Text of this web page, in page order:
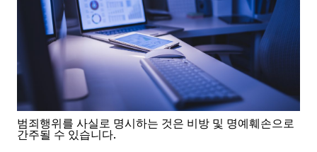
범죄행위를 사실로 명시하는 것은 비방 및 명예훼손으로
간주될 수 있습니다.